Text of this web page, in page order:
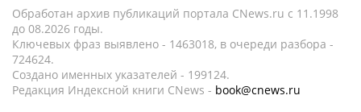
Обработан архив публикаций портала CNews.ru c 11.1998
до 08.2026 годы.
Ключевых фраз выявлено - 1463018, в очереди разбора -
724624.
Создано именных указателей - 199124.
Редакция Индексной книги CNews - book@cnews.ru